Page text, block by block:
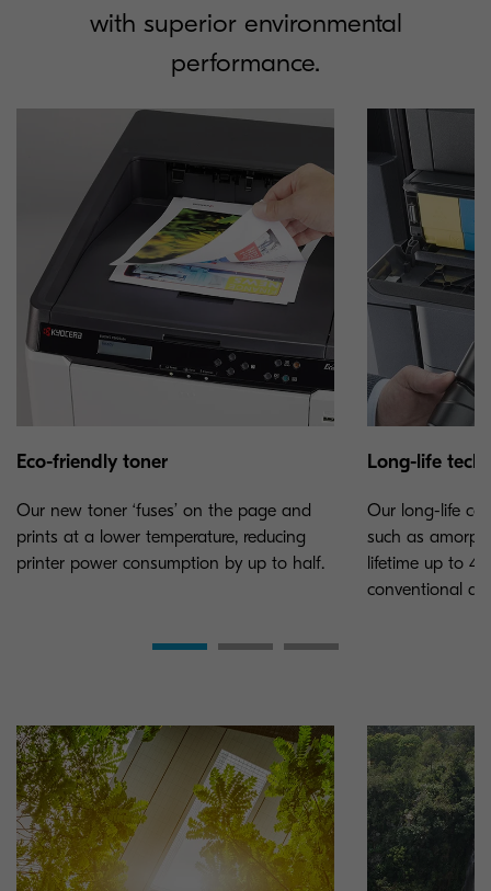
with superior environmental
performance.
Eco-friendly toner
Our new toner ‘fuses’ on the page and
prints at a lower temperature, reducing
printer power consumption by up to half.
Long-life
Our long-life
such as
lifetime up to
conventional